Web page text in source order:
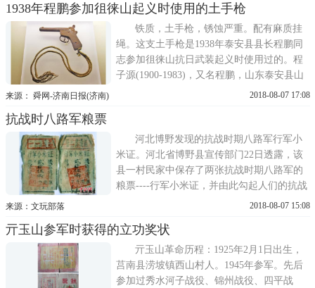
油加盖于土黄色草纸上，通幅7 5厘米
&times;9 3厘米，图案四周带边框，左右顶端
各有五角星一颗，中上边框内...
1938年程鹏参加徂徕山起义时使用的土手枪
铁质，土手枪，锈蚀严重。配有麻质挂
绳。这支土手枪是1938年泰安县县长程鹏同
志参加徂徕山抗日武装起义时使用过的。程
子源(1900-1983)，又名程鹏，山东泰安县山
阳村人。1924年参加冯玉祥部队任连长。
后任八路军山东抗日游击第四支队中队长、
二团副团长、独立团团长，泰...
来源： 舜网-济南日报(济南) 2018-08-07 17:08
抗战时八路军粮票
河北博野发现的抗战时期八路军行军小
米证。河北省博野县宣传部门22日透露，该
县一村民家中保存了两张抗战时期八路军的
粮票----行军小米证，并由此勾起人们的抗战
记忆。据介绍，由博野县南堤圈村宋爱和家
票，印在白色毛边纸上，该票长8 5厘米，宽
5 5厘米，加盖有115军部和晋察冀军区红印
章，两侧印有边区...
来源：文玩部落 2018-08-07 15:08
亓玉山参军时获得的立功奖状
亓玉山革命历程：1925年2月1日出生，
莒南县涝坡镇西山村人。1945年参军。先后
参加过秀水河子战役、锦州战役、四平战